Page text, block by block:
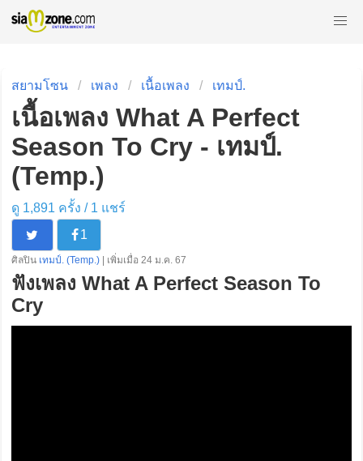
สยามโซน เพลง เนื้อเพลง เทมป์.
เนื้อเพลง What A Perfect
Season To Cry - เทมป์.
(Temp.)
ดู 1,891 ครั้ง / 1 แชร์
1
ศิลปิน เทมป์. (Temp.) | เพิ่มเมื่อ 24 ม.ค. 67
ฟังเพลง What A Perfect Season To
Cry